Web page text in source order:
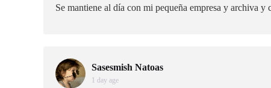
Se mantiene al día con mi pequeña empresa y archiva
Sasesmish Natoas
1 day age